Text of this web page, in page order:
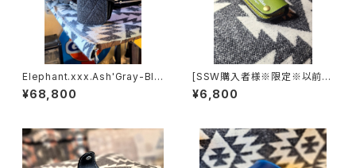
Elephant.xxx.Ash'Gray-Bla
ck.Edition// JACK.RIDE.SS
W
¥68,800
[SSW購入者様※限定※以前購
入の方も！カラー自由]◆MOO
N.MARKⅢ./ Coin Case.
¥6,800